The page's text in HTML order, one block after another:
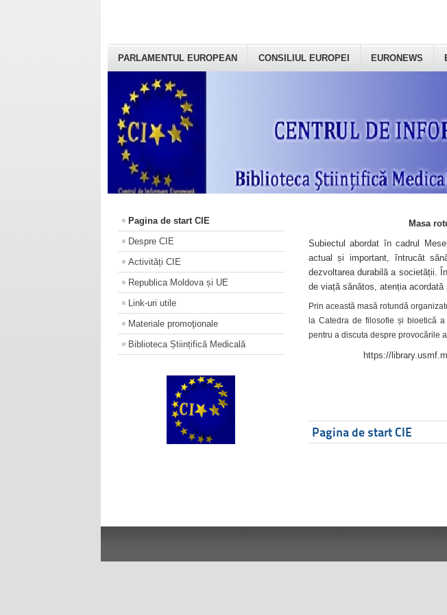
PARLAMENTUL EUROPEAN CONSILIUL EUROPEI EURONEWS
Pagina de start CIE
Despre CIE
Activități CIE
Republica Moldova și UE
Link-uri utile
Materiale promoţionale
Biblioteca Științifică Medicală
Masa
Subiectul abordat în cadrul
actual și important, întrucât
dezvoltarea durabilă a societății.
de viață sănătos, atenția
Prin această masă rotundă
la Catedra de filosofie și bioetică
pentru a discuta despre provocările
https://
Pagina de start CIE